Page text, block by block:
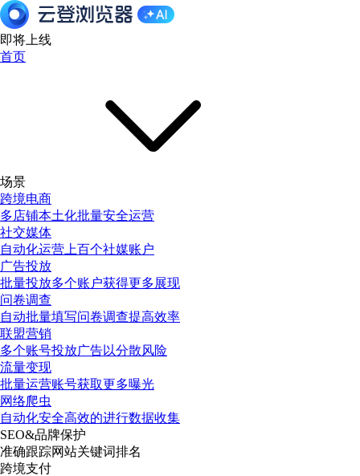
即将上线
首页
场景
跨境电商
多店铺本土化批量安全运营
社交媒体
自动化运营上百个社媒账户
广告投放
批量投放多个账户获得更多展现
问卷调查
自动批量填写问卷调查提高效率
联盟营销
多个账号投放广告以分散风险
流量变现
批量运营账号获取更多曝光
网络爬虫
自动化安全高效的进行数据收集
SEO&品牌保护
准确跟踪网站关键词排名
跨境支付